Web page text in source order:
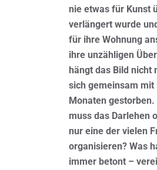
nie etwas für Kunst
verlängert wurde
für ihre Wohnung
ihre unzähligen
hängt das Bild nicht
sich gemeinsam
Monaten
muss das Darlehen
nur eine der vielen
organisieren? Was
immer betont –